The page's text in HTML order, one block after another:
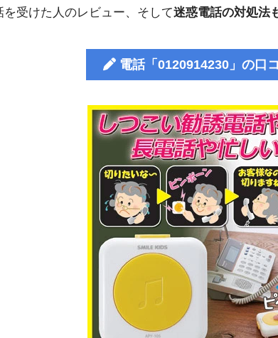
受けた人のレビュー、そして迷惑電話の対処法
電話「0120914230」の口